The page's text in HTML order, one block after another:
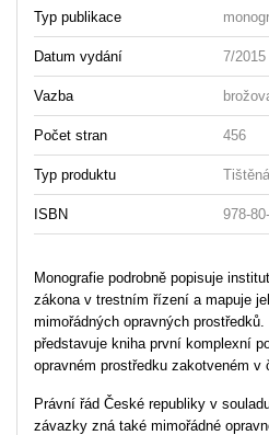
Typ publikace
Datum vydání 7/2015
Vazba
Počet stran 456
Typ produktu
ISBN 978-
Monografie podrobně popisuje
zákona v trestním řízení a mapuje
mimořádných opravných
představuje kniha první komplexní
opravném prostředku zakotveném v
Právní řád České republiky v
závazky zná také mimořádné